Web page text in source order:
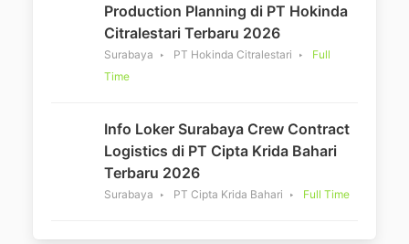
Production Planning di PT Hokinda
Citralestari Terbaru 2026
Surabaya PT Hokinda Citralestari
Full
Time
Info Loker Surabaya Crew Contract
Logistics di PT Cipta Krida Bahari
Terbaru 2026
Surabaya PT Cipta Krida Bahari Full Time